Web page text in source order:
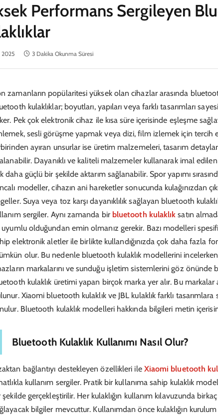
Performans Sergileyen
2025 3 Dakika Okunma Süresi
zamanların popülaritesi yüksek olan cihazlar arasında
kulaklıklar; boyutları, yapıları veya farklı tasarımları
Pek çok elektronik cihaz ile kısa süre içerisinde eşleşme
sesli görüşme yapmak veya dizi, film izlemek için tercih
ayıran unsurlar ise üretim malzemeleri, tasarım
Dayanıklı ve kaliteli malzemeler kullanarak imal edilen
daha güçlü bir şekilde aktarım sağlanabilir. Spor yapımı
modeller, cihazın ani hareketler sonucunda kulağınızdan
Suya veya toz karşı dayanıklılık sağlayan bluetooth
sergiler. Aynı zamanda bir bluetooth kulaklık satın
uyumlu olduğundan emin olmanız gerekir. Bazı modelleri
elektronik aletler ile birlikte kullandığınızda çok daha fazla
olur. Bu nedenle bluetooth kulaklık modellerini
markalarını ve sunduğu işletim sistemlerini göz önünde
kulaklık üretimi yapan birçok marka yer alır. Bu markalar
Xiaomi bluetooth kulaklık ve JBL kulaklık farklı tasarımlara
Bluetooth kulaklık modelleri hakkında bilgileri metin
Bluetooth Kulaklık Kullanımı Nasıl Olur?
bağlantıyı destekleyen özellikleri ile Xiaomi bluetooth
kullanım sergiler. Pratik bir kullanıma sahip kulaklık
şekilde gerçekleştirilir. Her kulaklığın kullanım kılavuzunda
bilgiler mevcuttur. Kullanımdan önce kulaklığın kurulum